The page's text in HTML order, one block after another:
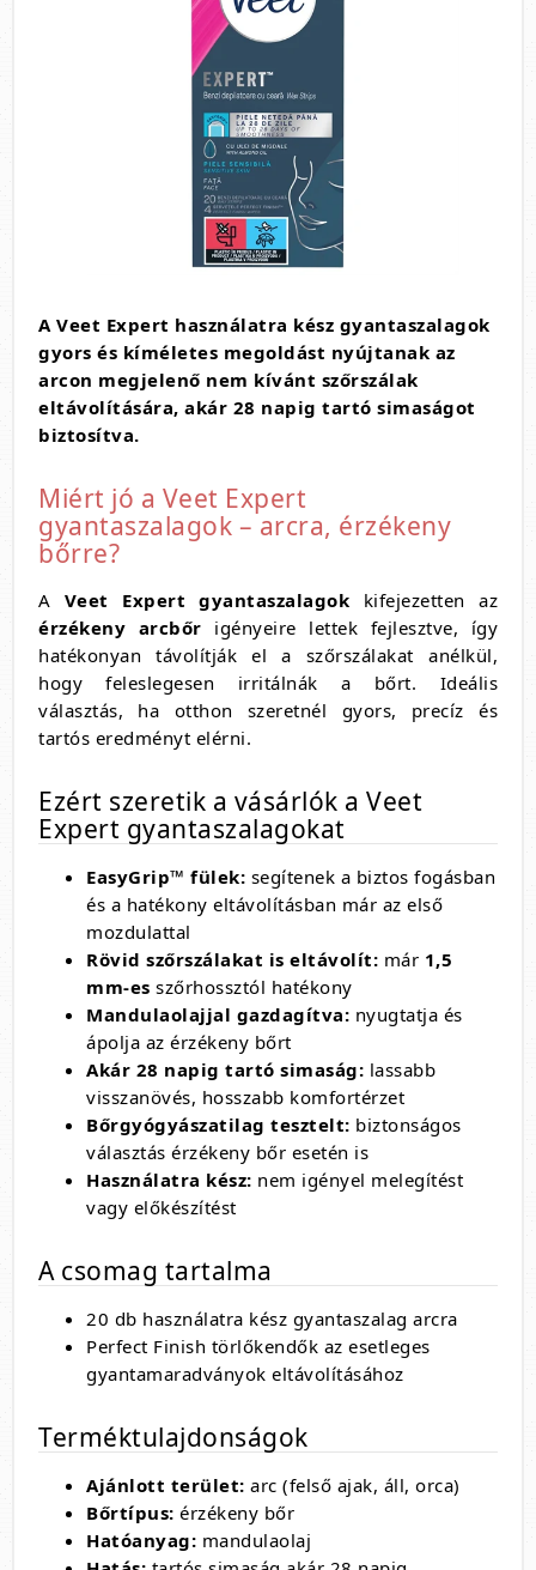
A Veet Expert használatra kész gyantaszalagok
gyors és kíméletes megoldást nyújtanak az
arcon megjelenő nem kívánt szőrszálak
eltávolítására, akár 28 napig tartó simaságot
biztosítva.
Miért jó a Veet Expert
gyantaszalagok – arcra, érzékeny
bőrre?
A Veet Expert gyantaszalagok kifejezetten az
érzékeny arcbőr igényeire lettek fejlesztve, így
hatékonyan távolítják el a szőrszálakat anélkül,
hogy feleslegesen irritálnák a bőrt. Ideális
választás, ha otthon szeretnél gyors, precíz és
tartós eredményt elérni.
Ezért szeretik a vásárlók a Veet
Expert gyantaszalagokat
EasyGrip™ fülek: segítenek a biztos fogásban
és a hatékony eltávolításban már az első
mozdulattal
Rövid szőrszálakat is eltávolít: már 1,5
mm-es szőrhossztól hatékony
Mandulaolajjal gazdagítva: nyugtatja és
ápolja az érzékeny bőrt
Akár 28 napig tartó simaság: lassabb
visszanövés, hosszabb komfortérzet
Bőrgyógyászatilag tesztelt: biztonságos
választás érzékeny bőr esetén is
Használatra kész: nem igényel melegítést
vagy előkészítést
A csomag tartalma
20 db használatra kész gyantaszalag arcra
Perfect Finish törlőkendők az esetleges
gyantamaradványok eltávolításához
Terméktulajdonságok
Ajánlott terület: arc (felső ajak, áll, orca)
Bőrtípus: érzékeny bőr
Hatóanyag: mandulaolaj